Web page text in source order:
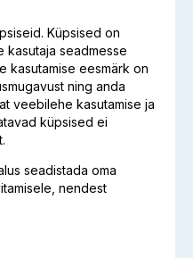
Küpsised on
kasutaja seadmesse
kasutamise eesmärk on
ning anda
veebilehe kasutamise ja
küpsised ei
seadistada oma
nendest